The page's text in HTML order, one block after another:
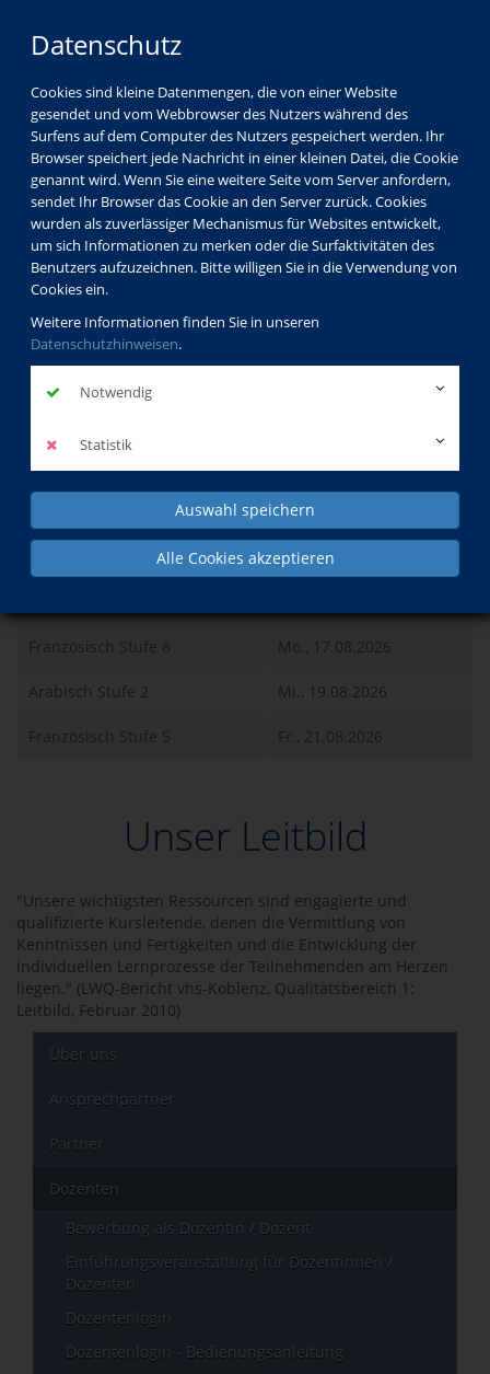
Datenschutz
Cookies sind kleine Datenmengen, die von einer Website
gesendet und vom Webbrowser des Nutzers während des
Surfens auf dem Computer des Nutzers gespeichert werden. Ihr
Browser speichert jede Nachricht in einer kleinen Datei, die Cookie
genannt wird. Wenn Sie eine weitere Seite vom Server anfordern,
sendet Ihr Browser das Cookie an den Server zurück. Cookies
wurden als zuverlässiger Mechanismus für Websites entwickelt,
um sich Informationen zu merken oder die Surfaktivitäten des
Benutzers aufzuzeichnen. Bitte willigen Sie in die Verwendung von
Cookies ein.
Weitere Informationen finden Sie in unseren
Datenschutzhinweisen.
Notwendig
Statistik
Auswahl speichern
Alle Cookies akzeptieren
Über uns Dozenten Raghida El Sawiri
Raghida El
Sawiri
Dozentinnenprofil
Kurse der Dozentin
Was? Wann?
Französisch Stufe 8 Mo., 17.08.2026
Arabisch Stufe 2 Mi., 19.08.2026
Französisch Stufe 5 Fr., 21.08.2026
Unser Leitbild
"Unsere wichtigsten Ressourcen sind engagierte und
qualifizierte Kursleitende, denen die Vermittlung von
Kenntnissen und Fertigkeiten und die Entwicklung der
individuellen Lernprozesse der Teilnehmenden am Herzen
liegen." (LWQ-Bericht vhs-Koblenz, Qualitätsbereich 1:
Leitbild, Februar 2010)
Über uns
Ansprechpartner
Partner
Dozenten
Bewerbung als Dozentin / Dozent
Einführungsveranstaltung für Dozentinnen /
Dozenten
Dozentenlogin
Dozentenlogin - Bedienungsanleitung